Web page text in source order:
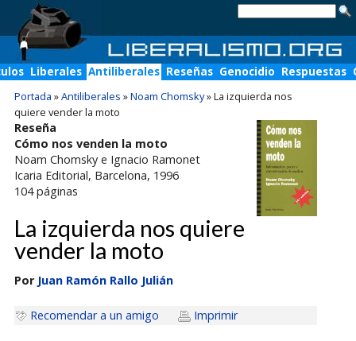
Liberales Antiliberales Reseñas Genocidio Respuestas
Portada »Antiliberales »Noam Chomsky»La izquierda nos
quiere vender la moto
Reseña
Cómo nos venden la moto
Noam Chomsky e Ignacio Ramonet
Icaria Editorial, Barcelona, 1996
104páginas
La izquierda nos quiere
vender la moto
Por Juan Ramón Rallo Julián
Recomendar a un amigo Imprimir